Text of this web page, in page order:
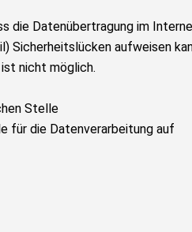
die Datenübertragung im
Sicherheitslücken aufweisen
nicht möglich.
Stelle
für die Datenverarbeitung auf